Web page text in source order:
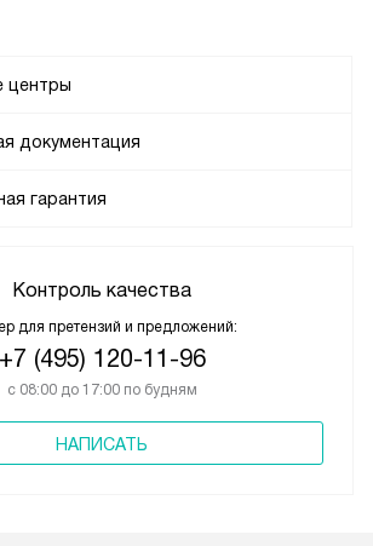
центры
документация
гарантия
Контроль качества
для претензий и предложений:
+7 (495) 120-11-96
с 08:00 до 17:00 по будням
НАПИСАТЬ